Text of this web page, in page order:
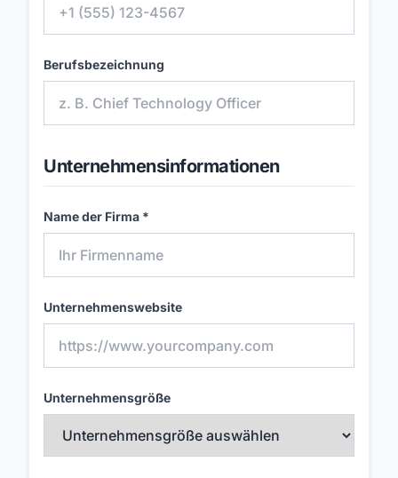
Berufsbezeichnung
Unternehmensinformationen
Name der Firma *
Unternehmenswebsite
Unternehmensgröße